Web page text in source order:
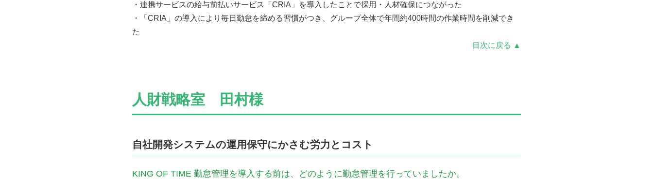
・連携サービスの給与前払いサービス「CRIA」を導入したことで採用・人材確保につながった
・「CRIA」の導入により毎日勤怠を締める習慣がつき、グループ全体で年間約400時間の作業時間を削減でき
た
目次に戻る ▲
人財戦略室 田村様
自社開発システムの運用保守にかさむ労力とコスト
KING OF TIME 勤怠管理を導入する前は、どのように勤怠管理を行っていましたか。